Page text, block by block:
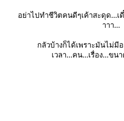
อย่าไปทำชีวิตคนดีๆเค้าสะดุด...เ
าาา...
กลัวบ้างก็ได้เพราะมันไม่มี
เวลา...คน...เรื่อง...ขน